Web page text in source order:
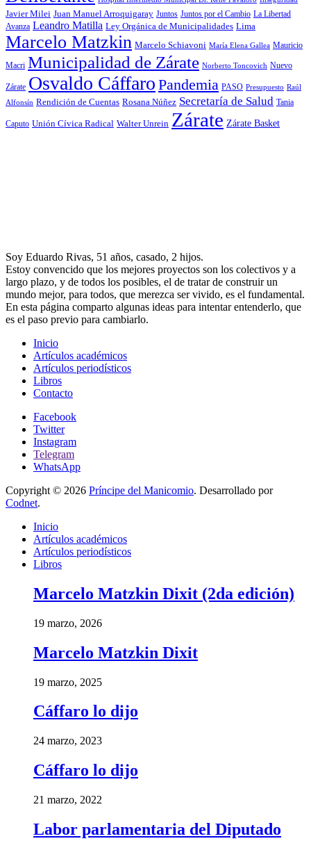
Javier Milei Juan Manuel Arroquigaray Juntos Juntos por el Cambio La Libertad
Avanza Leandro Matilla Ley Orgánica de Municipalidades Lima
Marcelo Matzkin Marcelo Schiavoni María Elena Gallea Mauricio
Macri Municipalidad de Zárate Norberto Toncovich Nuevo
Zárate Osvaldo Cáffaro Pandemia PASO Presupuesto Raúl
Alfonsín Rendición de Cuentas Rosana Núñez Secretaría de Salud Tania
Caputo Unión Cívica Radical Walter Unrein Zárate Zárate Basket
Soy Eduardo Rivas, 51 años, casado, 2 hijos.
Estoy convencido que los mejores proyectos son los colectivos y a
largo plazo, y de todos los posibles, el de tratar de construir un
mundo mejor, para todos, que merezca ser vivido, es el fundamental.
En esta página comparto algunas ideas para intentar entenderlo, que
es el paso previo para cambiarlo.
Inicio
Artículos académicos
Artículos periodísticos
Libros
Contacto
Facebook
Twitter
Instagram
Telegram
WhatsApp
Copyright © 2026 Príncipe del Manicomio. Desarrollado por
Codnet.
Inicio
Artículos académicos
Artículos periodísticos
Libros
Marcelo Matzkin Dixit (2da edición)
19 marzo, 2026
Marcelo Matzkin Dixit
19 marzo, 2025
Cáffaro lo dijo
24 marzo, 2023
Cáffaro lo dijo
21 marzo, 2022
Labor parlamentaria del Diputado